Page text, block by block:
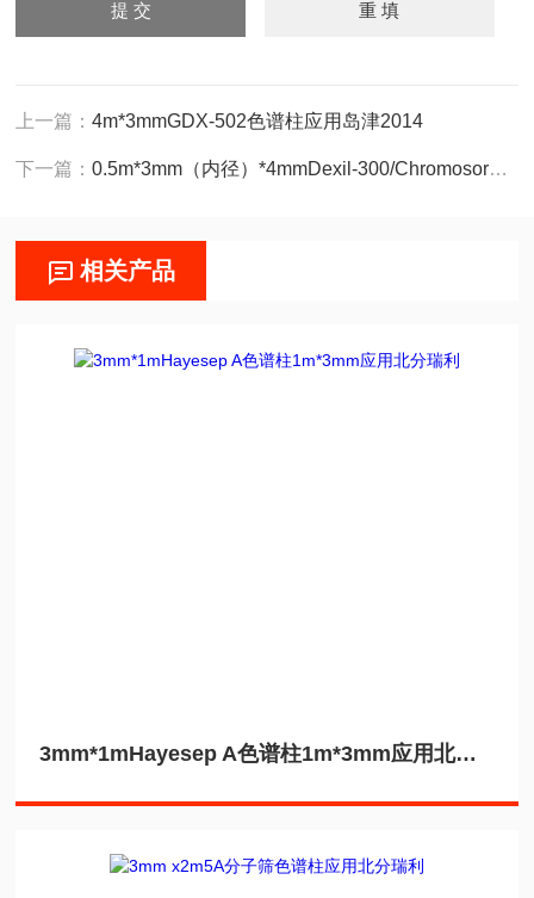
上一篇：4m*3mmGDX-502色谱柱应用岛津2014
下一篇：0.5m*3mm（内径）*4mmDexil-300/Chromosorb色谱柱应用岛津
相关产品
3mm*1mHayesep A色谱柱1m*3mm应用北分瑞利